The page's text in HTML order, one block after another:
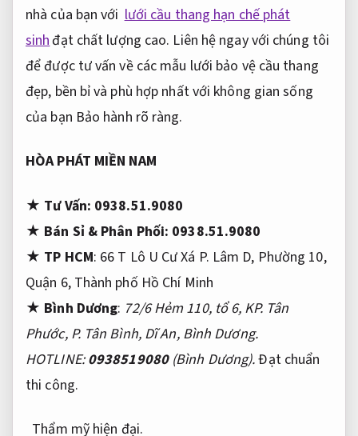
nhà của bạn với lưới cầu thang hạn chế phát
sinhđạt chất lượng cao. Liên hệ ngay với chúng tôi
để được tư vấn về các mẫu lưới bảo vệ cầu thang
đẹp, bền bỉ và phù hợp nhất với không gian sống
của bạn Bảo hành rõ ràng.
HÒA PHÁT MIỀN NAM
★ Tư Vấn: 0938.51.9080
★ Bán Sỉ & Phân Phối: 0938.51.9080
★ TP HCM: 66 T Lô U Cư Xá P. Lâm D, Phường 10,
Quận 6, Thành phố Hồ Chí Minh
★ Bình Dương: 72/6 Hẻm 110, tổ 6, KP. Tân
Phước, P. Tân Bình, Dĩ An, Bình Dương.
HOTLINE:0938519080(Bình Dương).Đạt chuẩn
thi công.
Thẩm mỹ hiện đại.